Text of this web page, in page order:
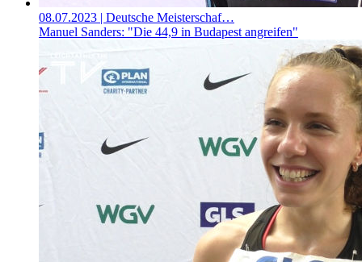
08.07.2023 | Deutsche Meisterschaf…
Manuel Sanders: "Die 44,9 in Budapest angreifen"